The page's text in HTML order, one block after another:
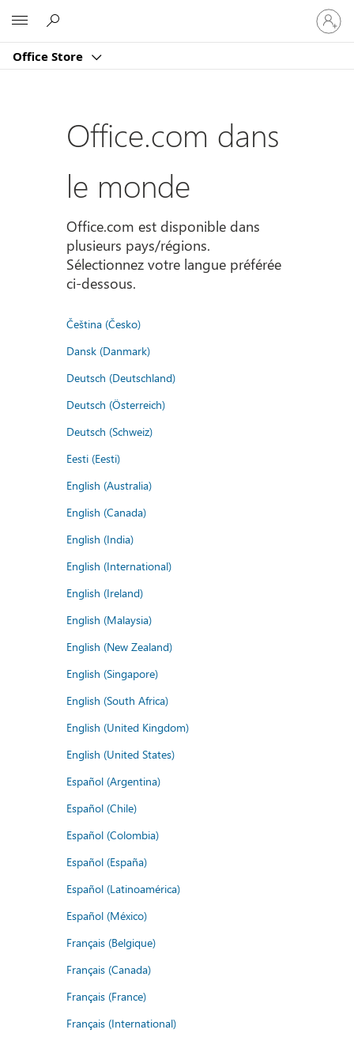
Office Store
vous
à
compte
Office.com dans
le monde
Office.com est disponible dans
plusieurs pays/régions.
Sélectionnez votre langue préférée
ci-dessous.
Čeština (Česko)
Dansk (Danmark)
Deutsch (Deutschland)
Deutsch (Österreich)
Deutsch (Schweiz)
Eesti (Eesti)
English (Australia)
English (Canada)
English (India)
English (International)
English (Ireland)
English (Malaysia)
English (New Zealand)
English (Singapore)
English (South Africa)
English (United Kingdom)
English (United States)
Español (Argentina)
Español (Chile)
Español (Colombia)
Español (España)
Español (Latinoamérica)
Español (México)
Français (Belgique)
Français (Canada)
Français (France)
Français (International)